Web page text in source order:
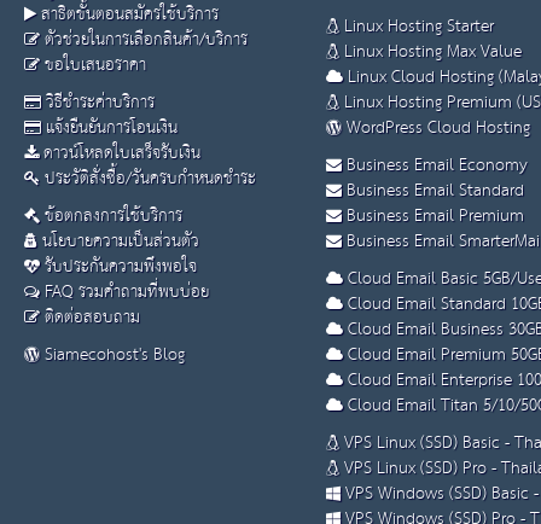
สาธิตขั้นตอนสมัครใช้บริการ
ตัวช่วยในการเลือกสินค้า/บริการ
ขอใบเสนอราคา
วิธีชำระค่าบริการ
แจ้งยืนยันการโอนเงิน
ดาวน์โหลดใบเสร็จรับเงิน
ประวัติสั่งซื้อ/วันครบกำหนดชำระ
ข้อตกลงการใช้บริการ
นโยบายความเป็นส่วนตัว
รับประกันความพึงพอใจ
FAQ รวมคำถามที่พบบ่อย
ติดต่อสอบถาม
Siamecohost's Blog
Linux Hosting Starter
Linux Hosting Max Value
Linux Cloud Hosting
Linux Hosting Premium
WordPress Cloud Hosting
Business Email Economy
Business Email Standard
Business Email Premium
Business Email
Cloud Email Basic 5GB/
Cloud Email Standard
Cloud Email Business
Cloud Email Premium
Cloud Email Enterprise
Cloud Email Titan 5/10/
VPS Linux (SSD) Basic -
VPS Linux (SSD) Pro -
VPS Windows (SSD) Basic